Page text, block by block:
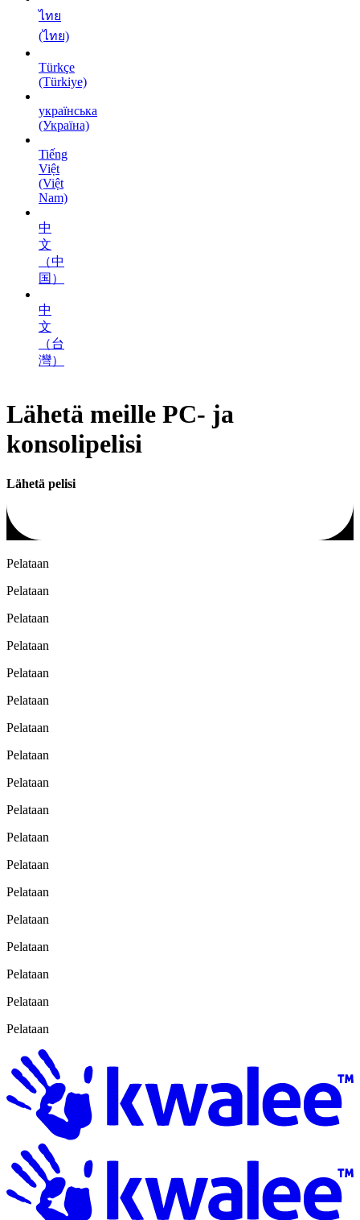
ไทย
(ไทย)
Türkçe
(Türkiye)
українська
(Україна)
Tiếng
Việt
(Việt
Nam)
中
文
（中
国）
中
文
（台
灣）
Lähetä meille PC- ja
konsolipelisi
Lähetä pelisi
Pelataan
Pelataan
Pelataan
Pelataan
Pelataan
Pelataan
Pelataan
Pelataan
Pelataan
Pelataan
Pelataan
Pelataan
Pelataan
Pelataan
Pelataan
Pelataan
Pelataan
Pelataan